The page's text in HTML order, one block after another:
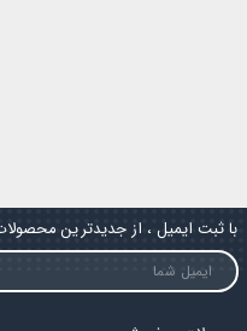
با ثبت ایمیل ، از جدیدترین